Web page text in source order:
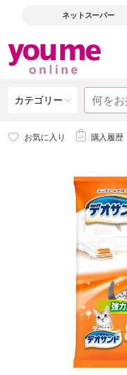
ネットスーパー
カテゴリー
お気に入り 購入履歴